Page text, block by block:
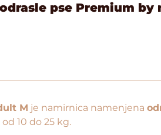
pse Premium by
M je namirnica namenjena
od 10 do 25 kg.